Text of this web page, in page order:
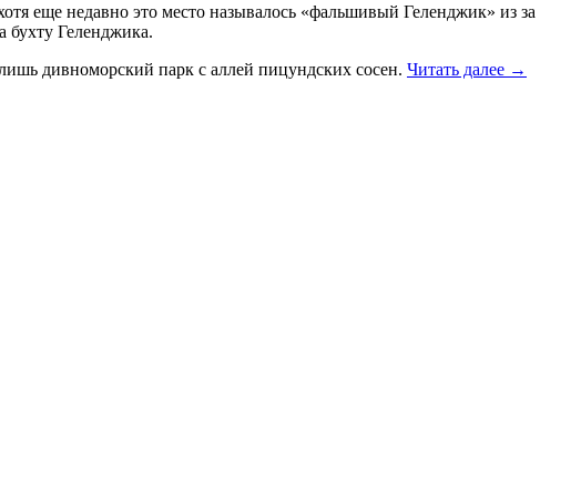
еще недавно это место называлось «фальшивый Геленджик» из за
бухту Геленджика.
дивноморский парк с аллей пицундских сосен. Читать далее →